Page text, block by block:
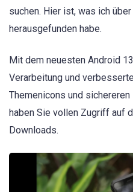
suchen. Hier ist, was ich
herausgefunden habe.
Mit dem neuesten Android
Verarbeitung und
Themenicons und
haben Sie vollen Zugriff auf
Downloads.